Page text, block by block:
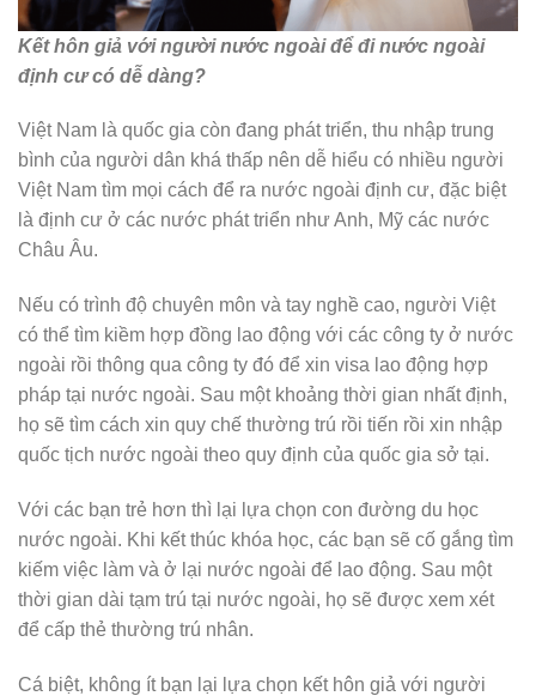
Kết hôn giả với người nước ngoài để đi nước ngoài
định cư có dễ dàng?
Việt Nam là quốc gia còn đang phát triển, thu nhập trung
bình của người dân khá thấp nên dễ hiểu có nhiều người
Việt Nam tìm mọi cách để ra nước ngoài định cư, đặc biệt
là định cư ở các nước phát triển như Anh, Mỹ các nước
Châu Âu.
Nếu có trình độ chuyên môn và tay nghề cao, người Việt
có thể tìm kiềm hợp đồng lao động với các công ty ở nước
ngoài rồi thông qua công ty đó để xin visa lao động hợp
pháp tại nước ngoài. Sau một khoảng thời gian nhất định,
họ sẽ tìm cách xin quy chế thường trú rồi tiến rồi xin nhập
quốc tịch nước ngoài theo quy định của quốc gia sở tại.
Với các bạn trẻ hơn thì lại lựa chọn con đường du học
nước ngoài. Khi kết thúc khóa học, các bạn sẽ cố gắng tìm
kiếm việc làm và ở lại nước ngoài để lao động. Sau một
thời gian dài tạm trú tại nước ngoài, họ sẽ được xem xét
để cấp thẻ thường trú nhân.
Cá biệt, không ít bạn lại lựa chọn kết hôn giả với người